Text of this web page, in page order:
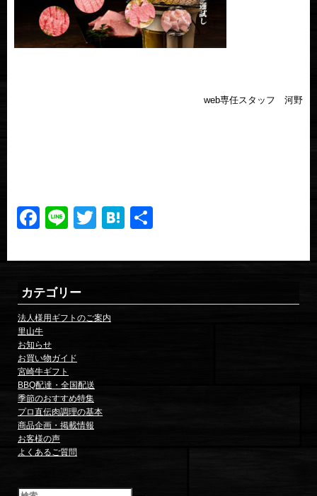
web専任スタッフ 河野
Facebook
LineTwitterHatena
カテゴリー
法人様用ギフトのご案内
里山牛
お知らせ
お買い物ガイド
宮崎牛ギフト
BBQ配達・全国配送
季節のおすすめ特集
プロ直伝肉調理の基本
商品企画・掲載情報
お客様の声
よくあるご質問